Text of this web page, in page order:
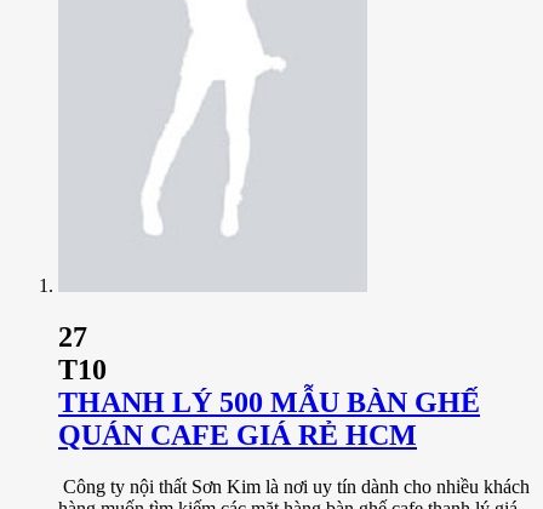
27
T10
THANH LÝ 500 MẪU BÀN GHẾ
QUÁN CAFE GIÁ RẺ HCM
Công ty nội thất Sơn Kim là nơi uy tín dành cho nhiều khách